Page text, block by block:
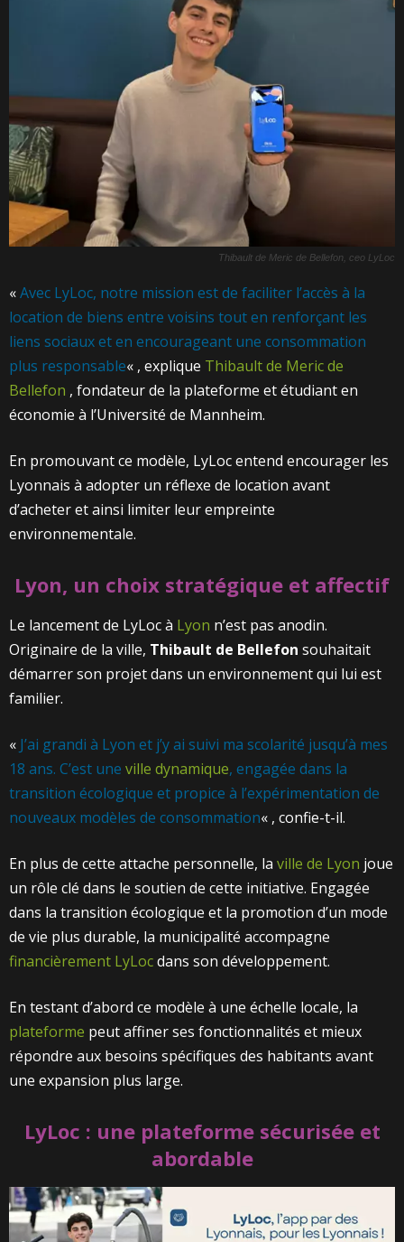
Thibault de Meric de Bellefon, ceo LyLoc
«Avec LyLoc, notre mission est de faciliter l’accès à la
location de biens entre voisins tout en renforçant les
liens sociaux et en encourageant une consommation
plus responsable« , explique Thibault de Meric de
Bellefon , fondateur de la plateforme et étudiant en
économie à l’Université de Mannheim.
En promouvant ce modèle, LyLoc entend encourager les
Lyonnais à adopter un réflexe de location avant
d’acheter et ainsi limiter leur empreinte
environnementale.
Lyon, un choix stratégique et affectif
Le lancement de LyLoc à Lyon n’est pas anodin.
Originaire de la ville, Thibault de Bellefon souhaitait
démarrer son projet dans un environnement qui lui est
familier.
« J’ai grandi à Lyon et j’y ai suivi ma scolarité jusqu’à mes
18 ans. C’est une ville dynamique, engagée dans la
transition écologique et propice à l’expérimentation de
nouveaux modèles de consommation« , confie-t-il.
En plus de cette attache personnelle, la ville de Lyon joue
un rôle clé dans le soutien de cette initiative. Engagée
dans la transition écologique et la promotion d’un mode
de vie plus durable, la municipalité accompagne
financièrement LyLocdans son développement.
En testant d’abord ce modèle à une échelle locale, la
plateforme peut affiner ses fonctionnalités et mieux
répondre aux besoins spécifiques des habitants avant
une expansion plus large.
LyLoc : une plateforme sécurisée et
abordable